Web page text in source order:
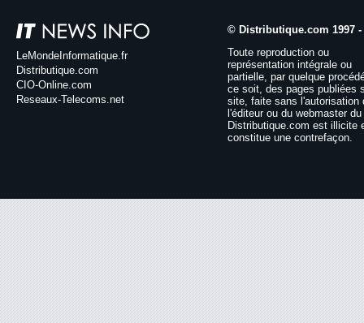
LeMondeInformatique.fr
Distributique.com
CIO-Online.com
Reseaux-Telecoms.net
© Distributique.com 1997 -
Toute reproduction ou
représentation intégrale ou
partielle, par quelque
ce soit, des pages publiées
site, faite sans l'autorisation
l'éditeur ou du webmaster
Distributique.com est illicite
constitue une contrefaçon.